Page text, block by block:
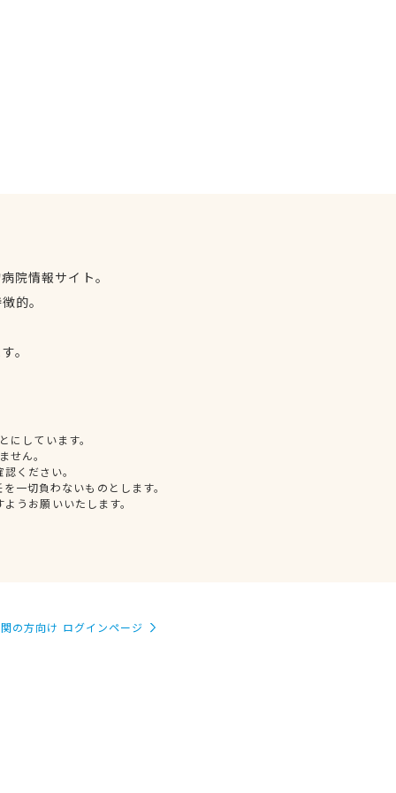
院情報サイト。
的。
。
しています。
せん。
ください。
一切負わないものとします。
うお願いいたします。
の方向け ログインページ